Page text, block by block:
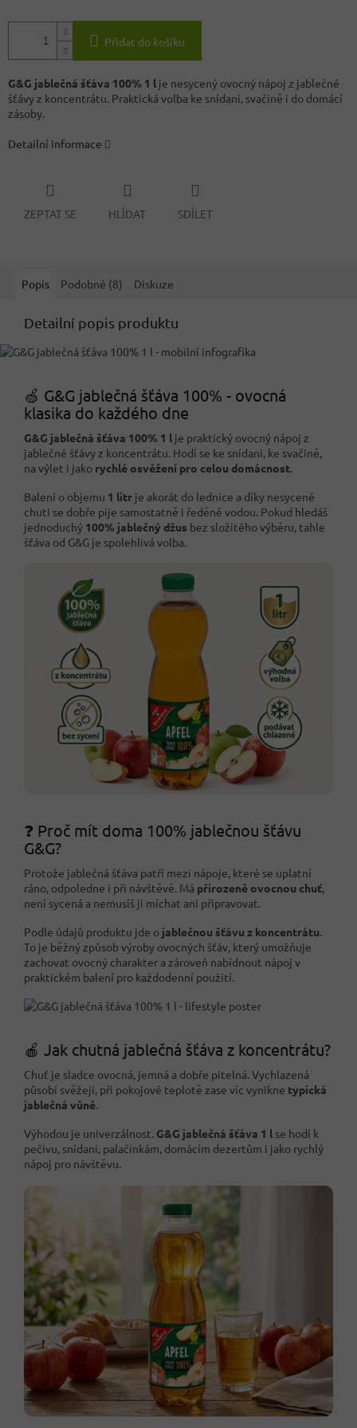
Přidat do košíku
G&G jablečná šťáva 100% 1 l je nesycený ovocný nápoj z jablečné
šťávy z koncentrátu. Praktická volba ke snídani, svačině i do domácí
zásoby.
Detailní informace
ZEPTAT SE HLÍDAT SDÍLET
Popis Podobné (8) Diskuze
Detailní popis produktu
🍏 G&G jablečná šťáva 100% - ovocná
klasika do každého dne
G&G jablečná šťáva 100% 1 l je praktický ovocný nápoj z
jablečné šťávy z koncentrátu. Hodí se ke snídani, ke svačině,
na výlet i jako rychlé osvěžení pro celou domácnost.
Balení o objemu 1 litr je akorát do lednice a díky nesycené
chuti se dobře pije samostatně i ředěné vodou. Pokud hledáš
jednoduchý 100% jablečný džus bez složitého výběru, tahle
šťáva od G&G je spolehlivá volba.
❓ Proč mít doma 100% jablečnou šťávu
G&G?
Protože jablečná šťáva patří mezi nápoje, které se uplatní
ráno, odpoledne i při návštěvě. Má přirozeně ovocnou chuť,
není sycená a nemusíš ji míchat ani připravovat.
Podle údajů produktu jde o jablečnou šťávu z koncentrátu.
To je běžný způsob výroby ovocných šťáv, který umožňuje
zachovat ovocný charakter a zároveň nabídnout nápoj v
praktickém balení pro každodenní použití.
🍎 Jak chutná jablečná šťáva z koncentrátu?
Chuť je sladce ovocná, jemná a dobře pitelná. Vychlazená
působí svěžeji, při pokojové teplotě zase víc vynikne typická
jablečná vůně.
Výhodou je univerzálnost. G&G jablečná šťáva 1 l se hodí k
pečivu, snídani, palačinkám, domácím dezertům i jako rychlý
nápoj pro návštěvu.